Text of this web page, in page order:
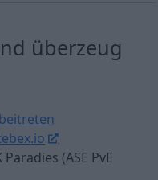
überzeug
(ASE PvE